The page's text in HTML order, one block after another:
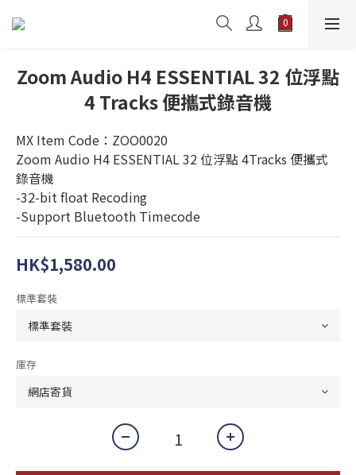
Zoom Audio H4 ESSENTIAL 32 位浮點
4 Tracks 便攜式錄音機
MX Item Code：ZOO0020
Zoom Audio H4 ESSENTIAL 32 位浮點 4Tracks 便攜式
錄音機
-32-bit float Recoding
-Support Bluetooth Timecode
HK$1,580.00
標準套裝
庫存